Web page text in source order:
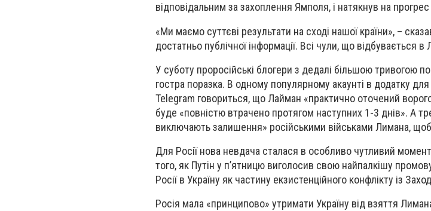
відповідальним за захоплення Ямполя, і натякнув на
«Ми маємо суттєві результати на сході нашої країни», –
достатньо публічної інформації. Всі чули, що відбувається в
У суботу проросійські блогери з дедалі більшою тривогою
гостра поразка. В одному популярному акаунті в додатку
Telegram говориться, що Лайман «практично оточений
буде «повністю втрачено протягом наступних 1-3 днів». А
виключають залишення» російськими військами Лимана,
Для Росії нова невдача сталася в особливо чутливий
того, як Путін у п’ятницю виголосив свою найпалкішу
Росії в Україну як частину екзистенційного конфлікту із
Росія мала «принципово» утримати Україну від взяття